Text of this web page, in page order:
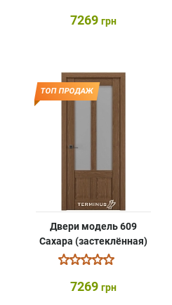
7269 грн
ТОП ПРОДАЖ
Двери модель 609
Сахара (застеклённая)
7269 грн